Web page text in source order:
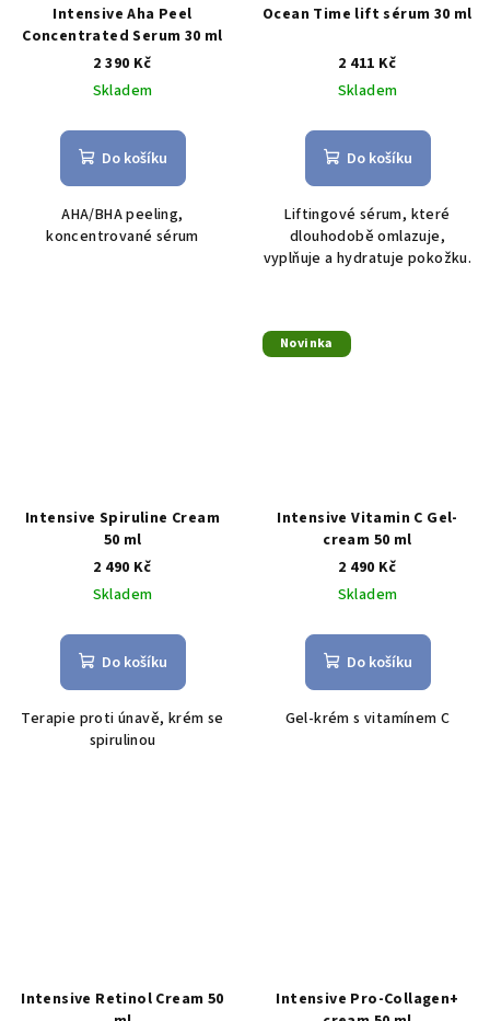
Intensive Aha Peel
Concentrated Serum 30 ml
2 390 Kč
Skladem
Do košíku
AHA/BHA peeling,
koncentrované sérum
Ocean Time lift sérum 30 ml
2 411 Kč
Skladem
Do košíku
Liftingové sérum, které
dlouhodobě omlazuje,
vyplňuje a hydratuje pokožku.
Intensive Spiruline Cream
50 ml
2 490 Kč
Skladem
Do košíku
Terapie proti únavě, krém se
spirulinou
Novinka
Intensive Vitamin C Gel-
cream 50 ml
2 490 Kč
Skladem
Do košíku
Gel-krém s vitamínem C
Intensive Retinol Cream 50
Intensive Pro-Collagen+